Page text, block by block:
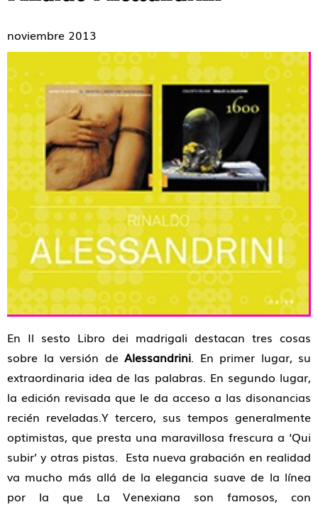
noviembre 2013
En Il sesto Libro dei madrigali destacan tres cosas
sobre la versión de Alessandrini. En primer lugar, su
extraordinaria idea de las palabras. En segundo lugar,
la edición revisada que le da acceso a las disonancias
recién reveladas.Y tercero, sus tempos generalmente
optimistas, que presta una maravillosa frescura a ‘Qui
subir’ y otras pistas. Esta nueva grabación en realidad
va mucho más allá de la elegancia suave de la línea
por la que La Venexiana son famosos, con